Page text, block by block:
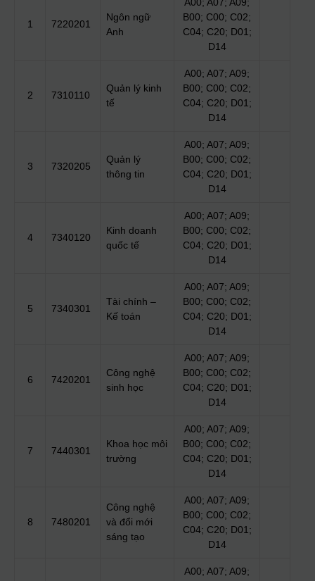
1 7220201
Ngôn ngữ
Anh
B00; C00; C02;
C04; C20; D01;
D14
2 7310110
Quản lý kinh
tế
A00; A07; A09;
B00; C00; C02;
C04; C20; D01;
D14
3 7320205
Quản lý
thông tin
A00; A07; A09;
B00; C00; C02;
C04; C20; D01;
D14
4 7340120
Kinh doanh
quốc tế
A00; A07; A09;
B00; C00; C02;
C04; C20; D01;
D14
5 7340301
Tài chính –
Kế toán
A00; A07; A09;
B00; C00; C02;
C04; C20; D01;
D14
6 7420201
Công nghệ
sinh học
A00; A07; A09;
B00; C00; C02;
C04; C20; D01;
D14
7 7440301
Khoa học môi
trường
A00; A07; A09;
B00; C00; C02;
C04; C20; D01;
D14
8 7480201
Công nghệ
và đổi mới
sáng tạo
A00; A07; A09;
B00; C00; C02;
C04; C20; D01;
D14
A00; A07; A09;